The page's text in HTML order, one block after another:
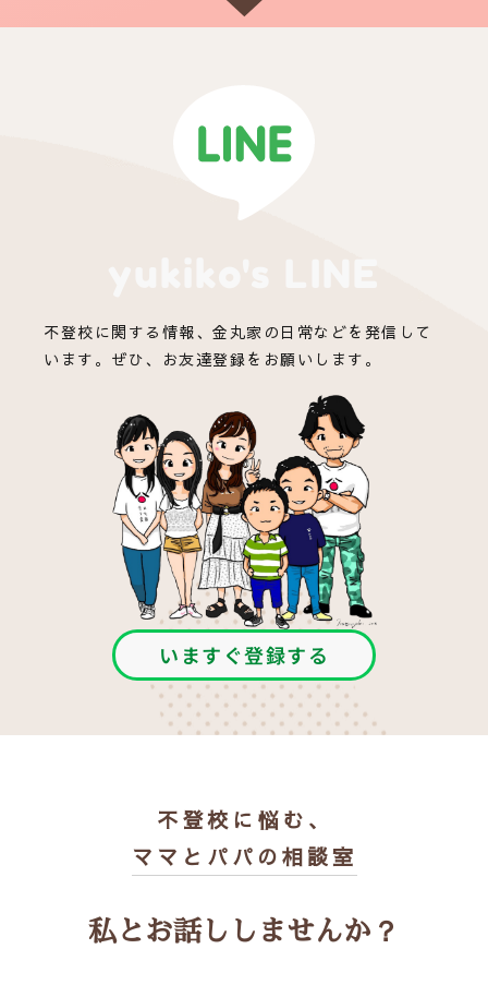
不登校に関する情報、金丸家の日常などを発信して
います。ぜひ、お友達登録をお願いします。
いますぐ登録する
不登校に悩む、
ママとパパの相談室
私とお話ししませんか？